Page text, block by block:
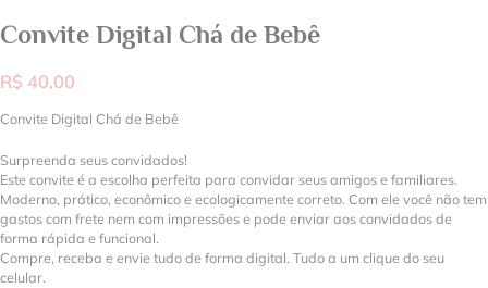
Convite Digital Chá de Bebê
R$ 40,00
Convite Digital Chá de Bebê
Surpreenda seus convidados!
Este convite é a escolha perfeita para convidar seus amigos e familiares.
Moderno, prático, econômico e ecologicamente correto. Com ele você não tem
gastos com frete nem com impressões e pode enviar aos convidados de
forma rápida e funcional.
Compre, receba e envie tudo de forma digital. Tudo a um clique do seu
celular.